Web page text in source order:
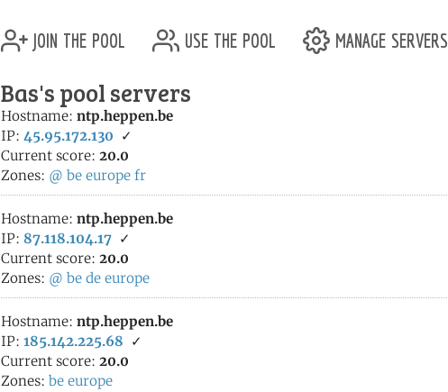
join the pool use the pool manage servers
Bas's pool servers
Hostname: ntp.heppen.be
IP: 45.95.172.130 ✓
Current score: 20.0
Zones: @ be europe fr
Hostname: ntp.heppen.be
IP: 87.118.104.17 ✓
Current score: 20.0
Zones: @ be de europe
Hostname: ntp.heppen.be
IP: 185.142.225.68 ✓
Current score: 20.0
Zones: be europe